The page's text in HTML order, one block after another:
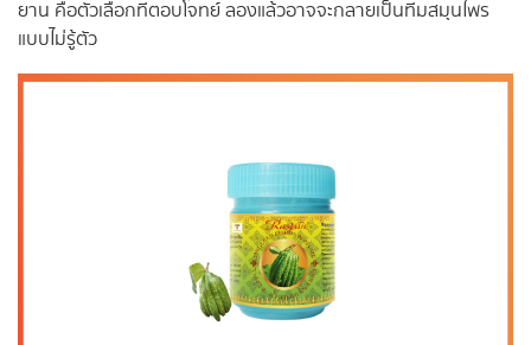
ยาน คือตัวเลือกที่ตอบโจทย์ ลองแล้วอาจจะกลายเป็นทีมสมุนไพร
แบบไม่รู้ตัว